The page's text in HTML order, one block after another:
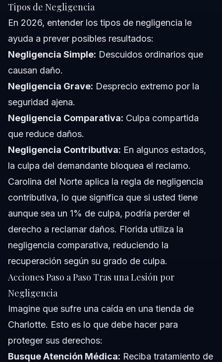
Tipos de Negligencia
En 2026, entender los tipos de negligencia le
ayuda a prever posibles resultados:
Negligencia Simple: Descuidos ordinarios que
causan daño.
Negligencia Grave: Desprecio extremo por la
seguridad ajena.
Negligencia Comparativa: Culpa compartida
que reduce daños.
Negligencia Contributiva: En algunos estados,
la culpa del demandante bloquea el reclamo.
Carolina del Norte aplica la regla de negligencia
contributiva, lo que significa que si usted tiene
aunque sea un 1% de culpa, podría perder el
derecho a reclamar daños. Florida utiliza la
negligencia comparativa, reduciendo la
recuperación según su grado de culpa.
Acciones Paso a Paso Tras una Lesión por
Negligencia
Imagine que sufre una caída en una tienda de
Charlotte. Esto es lo que debe hacer para
proteger sus derechos:
Busque Atención Médica: Reciba tratamiento de